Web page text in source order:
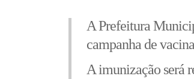
A Prefeitura
campanha de
A imunização será